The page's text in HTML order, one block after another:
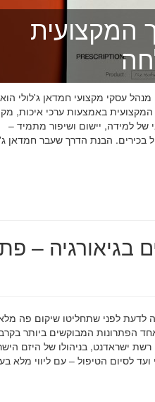
המקצועית
שבוחרים מנהל עסקי מקצועי חמדאן ג'לולי
באמצעות ערכי איכות,
של למידה, יישום ושיפור מתמיד –
בכירים. הבנת הדרך שעבר חמדאן
בגיאורגיה –
פה בגיאורגיה 2025: מה חובה לדעת לפני שתחליטו שיקום פה
הפתרונות המבוקשים ביותר
ישראדנט, בניהולו של היזם
לסיום הטיפול – עם ליווי מלא